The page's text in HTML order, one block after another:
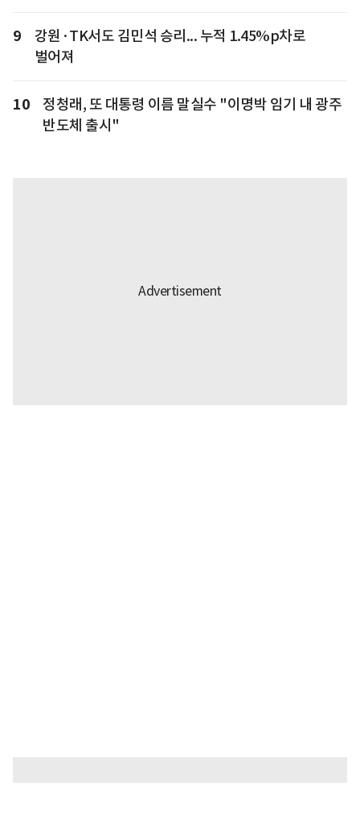
9
강원·TK서도 김민석 승리... 누적 1.45%p차로
벌어져
10
정청래, 또 대통령 이름 말실수 "이명박 임기 내 광주
반도체 출시"